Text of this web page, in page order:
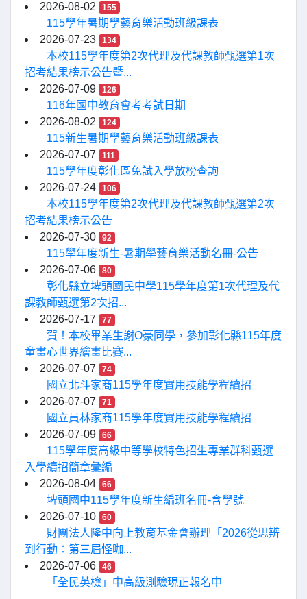
2026-08-02
155
115學年暑期學藝育樂活動班級課表
2026-07-23
134
本校115學年度第2次代理及代課教師甄選第1次
招考結果榜示公告暨...
2026-07-09
126
116年國中教育會考考試日期
2026-08-02
124
115新生暑期學藝育樂活動班級課表
2026-07-07
111
115學年度彰化區免試入學放榜查詢
2026-07-24
106
本校115學年度第2次代理及代課教師甄選第2次
招考結果榜示公告
2026-07-30
92
115學年度新生-暑期學藝育樂活動名冊-公告
2026-07-06
80
彰化縣立埤頭國民中學115學年度第1次代理及代
課教師甄選第2次招...
2026-07-17
77
賀！本校畢業生謝O豪同學，參加彰化縣115年度
童畫心世界繪畫比賽...
2026-07-07
74
國立北斗家商115學年度實用技能學程續招
2026-07-07
71
國立員林家商115學年度實用技能學程續招
2026-07-09
66
115學年度高級中等學校特色招生專業群科甄選
入學續招簡章彙編
2026-08-04
66
埤頭國中115學年度新生編班名冊-含學號
2026-07-10
60
財團法人隆中向上教育基金會辦理「2026從思辨
到行動：第三屆怪咖...
2026-07-06
46
「全民英檢」中高級測驗現正報名中